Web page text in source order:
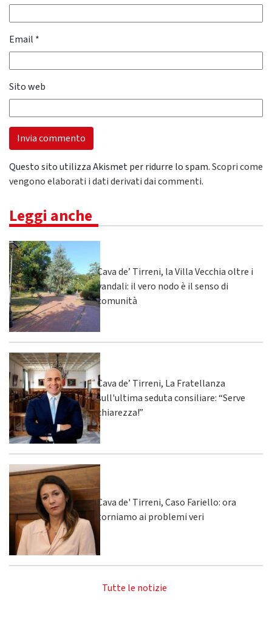
Email *
Sito web
Questo sito utilizza Akismet per ridurre lo spam.Scopri come
vengono elaborati i dati derivati dai commenti.
Leggi anche
Cava de’ Tirreni, la Villa Vecchia oltre i
vandali: il vero nodo è il senso di
comunità
Cava de’ Tirreni, La Fratellanza
sull'ultima seduta consiliare: “Serve
chiarezza!”
Cava de' Tirreni, Caso Fariello: ora
torniamo ai problemi veri
Tutte le notizie